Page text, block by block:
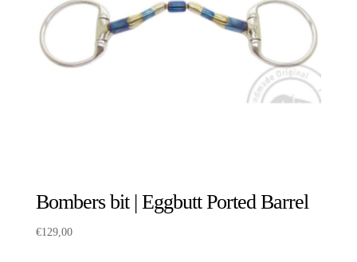
Bombers bit | Eggbutt Ported Barrel
€129,00